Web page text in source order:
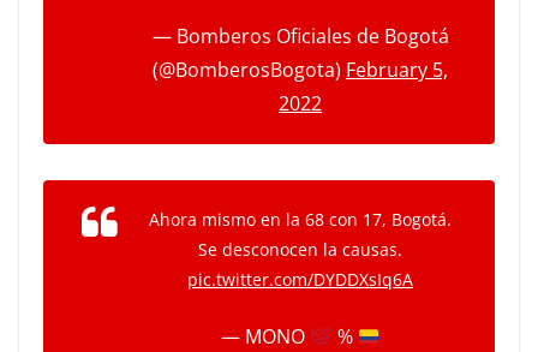
— Bomberos Oficiales de Bogotá
(@BomberosBogota) February 5,
2022
Ahora mismo en la 68 con 17, Bogotá.
Se desconocen la causas.
pic.twitter.com/DYDDXsIq6A
— MONO
%